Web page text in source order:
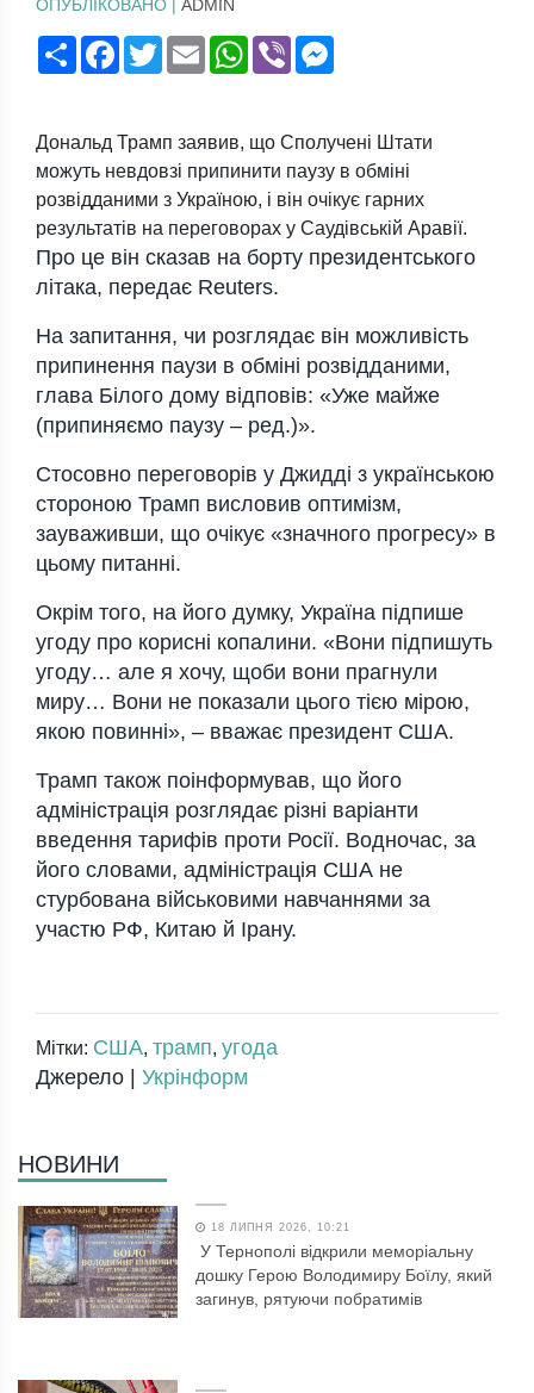
ОПУБЛІКОВАНО | ADMIN
ПоширитиFacebook
TwitterEmail WhatsApp
Viber
Дональд Трамп заявив, що Сполучені Штати
можуть невдовзі припинити паузу в обміні
розвідданими з Україною, і він очікує гарних
результатів на переговорах у Саудівській Аравії.
Про це він сказав на борту президентського
літака, передає Reuters.
На запитання, чи розглядає він можливість
припинення паузи в обміні розвідданими,
глава Білого дому відповів: «Уже майже
(припиняємо паузу – ред.)».
Стосовно переговорів у Джидді з українською
стороною Трамп висловив оптимізм,
зауваживши, що очікує «значного прогресу» в
цьому питанні.
Окрім того, на його думку, Україна підпише
угоду про корисні копалини. «Вони підпишуть
угоду… але я хочу, щоби вони прагнули
миру… Вони не показали цього тією мірою,
якою повинні», – вважає президент США.
Трамп також поінформував, що його
адміністрація розглядає різні варіанти
введення тарифів проти Росії. Водночас, за
його словами, адміністрація США не
стурбована військовими навчаннями за
участю РФ, Китаю й Ірану.
Мітки: США, трамп, угода
Джерело | Укрінформ
НОВИНИ
18 ЛИПНЯ 2026, 10:21
У Тернополі відкрили меморіальну
дошку Герою Володимиру Боїлу, який
загинув, рятуючи побратимів